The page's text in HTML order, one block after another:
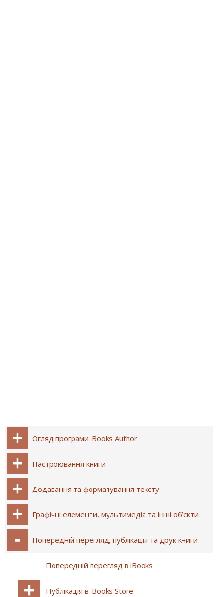
Огляд програми iBooks Author
Настроювання книги
Додавання та форматування тексту
Графічні елементи, мультимедіа та інші об’єкти
Попередній перегляд, публікація та друк книги
Попередній перегляд в iBooks
Публікація в iBooks Store